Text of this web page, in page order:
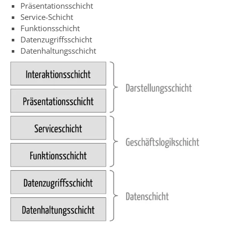
Präsentationsschicht
Service-Schicht
Funktionsschicht
Datenzugriffsschicht
Datenhaltungsschicht